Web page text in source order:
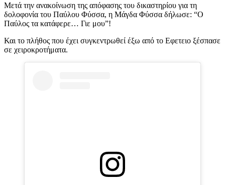
Μετά την ανακοίνωση της απόφασης του δικαστηρίου για τη
δολοφονία του Παύλου Φύσσα, η Μάγδα Φύσσα δήλωσε: “Ο
Παύλος τα κατάφερε… Γιε μου”!
Και το πλήθος που έχει συγκεντρωθεί έξω από το Εφετειο ξέσπασε
σε χειροκροτήματα.